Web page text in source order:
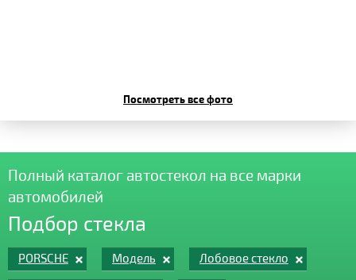
Посмотреть все фото
Полный каталог автостекол на все марки
автомобилей
Подбор стекла
PORSCHE Модель Лобовое стекло